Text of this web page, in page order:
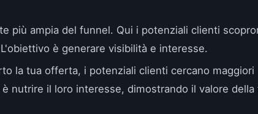
più ampia del funnel. Qui i potenziali clienti
è generare visibilità e interesse.
la tua offerta, i potenziali clienti cercano maggiori
nutrire il loro interesse, dimostrando il valore della